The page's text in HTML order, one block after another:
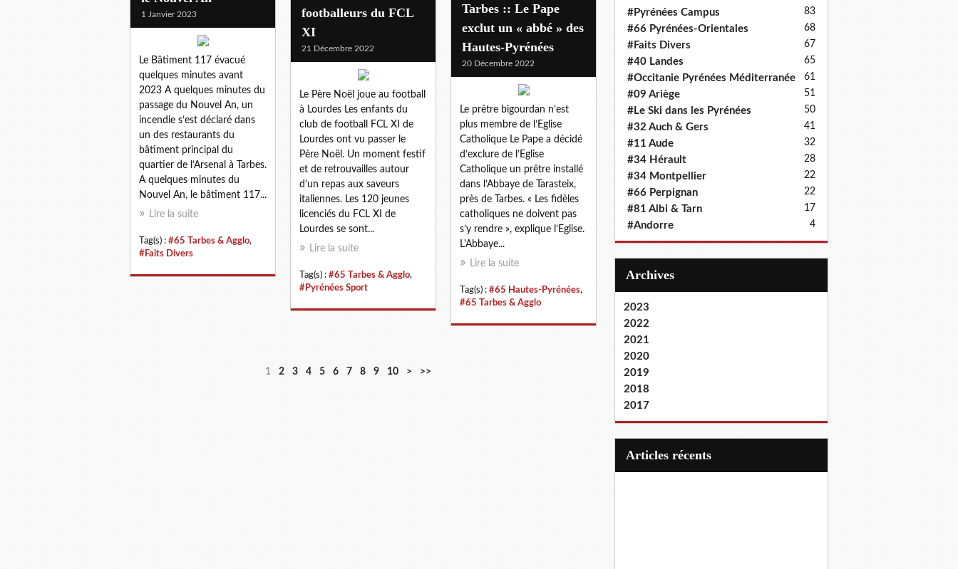
1 Janvier 2023
Le Bâtiment 117 évacué
quelques minutes avant
2023 A quelques minutes du
passage du Nouvel An, un
incendie s’est déclaré dans
un des restaurants du
bâtiment principal du
quartier de l’Arsenal à Tarbes.
A quelques minutes du
Nouvel An, le bâtiment 117...
Lire la suite
Tag(s) : #65 Tarbes & Agglo,
#Faits Divers
footballeurs du FCL
XI
21 Décembre 2022
Le Père Noël joue au football
à Lourdes Les enfants du
club de football FCL XI de
Lourdes ont vu passer le
Père Noël. Un moment festif
et de retrouvailles autour
d’un repas aux saveurs
italiennes. Les 120 jeunes
licenciés du FCL XI de
Lourdes se sont...
Lire la suite
Tag(s) : #65 Tarbes & Agglo,
#Pyrénées Sport
Tarbes :: Le Pape
exclut un « abbé » des
Hautes-Pyrénées
20 Décembre 2022
Le prêtre bigourdan n’est
plus membre de l’Eglise
Catholique Le Pape a décidé
d’exclure de l’Eglise
Catholique un prêtre installé
dans l’Abbaye de Tarasteix,
près de Tarbes. « Les fidèles
catholiques ne doivent pas
s’y rendre », explique l’Eglise.
L'Abbaye...
Lire la suite
Tag(s) : #65 Hautes-Pyrénées,
#65 Tarbes & Agglo
1 2 3 4 5 6 7 8 9 10
2
3
4
5
6
7
8
> >>
#Pyrénées Campus 83
#66 Pyrénées-Orientales 68
#Faits Divers 67
#40 Landes 65
#Occitanie Pyrénées Méditerranée 61
#09 Ariège 51
#Le Ski dans les Pyrénées 50
#32 Auch & Gers 41
#11 Aude 32
#34 Hérault 28
#34 Montpellier 22
#66 Perpignan 22
#81 Albi & Tarn 17
#Andorre 4
Archives
2023
2022
2021
2020
2019
2018
2017
articles récents